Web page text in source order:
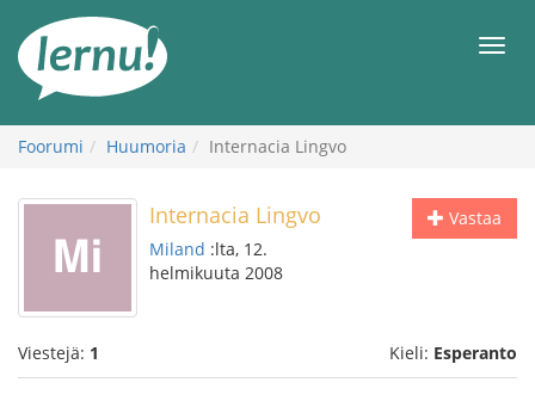
sisältöön
Foorumi Huumoria Internacia Lingvo
Vastaa
Internacia Lingvo
Miland :lta, 12.
helmikuuta 2008
Viestejä: 1 Kieli: Esperanto